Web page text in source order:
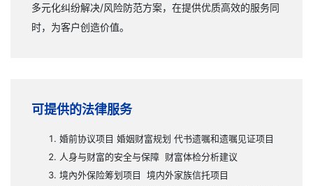
多元化纠纷解决/风险防范方案，在提供优质高效的服务同
时，为客户创造价值。
可提供的法律服务
婚前协议项目 婚姻财富规划 代书遗嘱和遗嘱见证项目
人身与财富的安全与保障 财富体检分析建议
境內外保险筹划项目
境内外家族信托项目